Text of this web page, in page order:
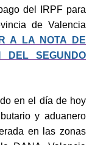
del IRPF para
de Valencia
A LA NOTA DE
DEL SEGUNDO
en el día de hoy
y aduanero
en las zonas